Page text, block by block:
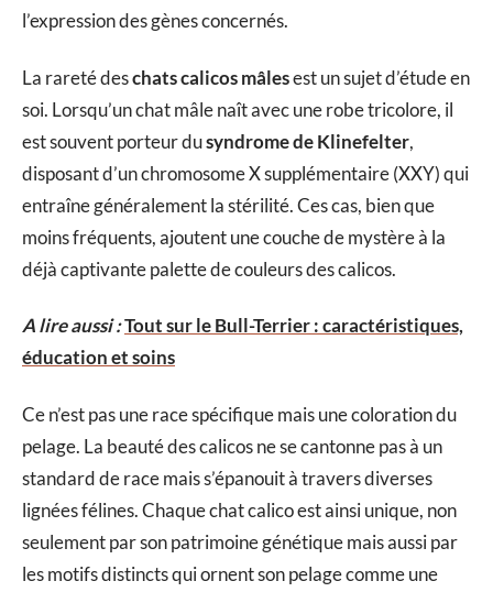
l’expression des gènes concernés.
La rareté deschats calicos mâlesest un sujet d’étude en
soi. Lorsqu’un chat mâle naît avec une robe tricolore, il
est souvent porteur dusyndrome de Klinefelter,
disposant d’un chromosome X supplémentaire (XXY) qui
entraîne généralement la stérilité. Ces cas, bien que
moins fréquents, ajoutent une couche de mystère à la
déjà captivante palette de couleurs des calicos.
A lire aussi :Tout sur le Bull-Terrier : caractéristiques,
éducation et soins
Ce n’est pas une race spécifique mais une coloration du
pelage. La beauté des calicos ne se cantonne pas à un
standard de race mais s’épanouit à travers diverses
lignées félines. Chaque chat calico est ainsi unique, non
seulement par son patrimoine génétique mais aussi par
les motifs distincts qui ornent son pelage comme une